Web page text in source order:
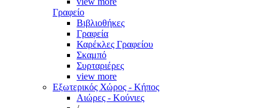
Γραφείο
Βιβλιοθήκες
Γραφεία
Καρέκλες Γραφείου
Σκαμπό
Συρταριέρες
view more
Εξωτερικός Χώρος - Κήπος
Αιώρες - Κούνιες